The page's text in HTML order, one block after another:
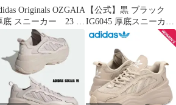
Originals OZGAIA
底 スニーカー 23 ブ
【公式】黒 ブラック
IG6045 厚底スニーカー
ローカット atzk